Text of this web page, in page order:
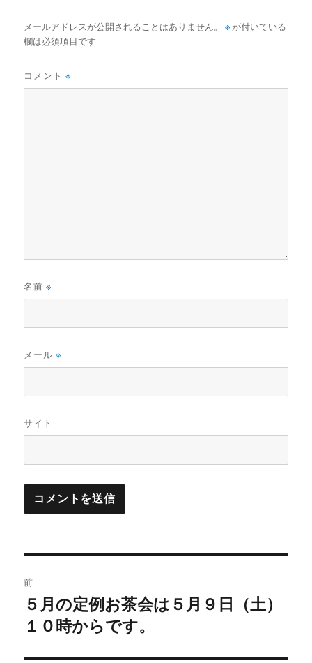
メールアドレスが公開されることはありません。 ※ が付いている
欄は必須項目です
コメント※
名前※
メール※
サイト
稿
ナ
ビ
前
前
の
５月の定例お茶会は５月９日（土）
１０時からです。